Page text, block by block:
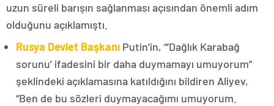
uzun süreli barışın sağlanması açısından önemli adım
olduğunu açıklamıştı.
Rusya Devlet Başkanı Putin’in, “‘Dağlık Karabağ
sorunu’ ifadesini bir daha duymamayı umuyorum”
şeklindeki açıklamasına katıldığını bildiren Aliyev,
“Ben de bu sözleri duymayacağımı umuyorum.